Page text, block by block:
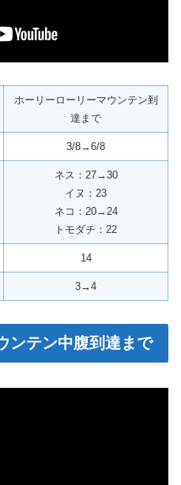
ホーリーローリーマウンテン到
達まで
3/8→6/8
ネス：27→30
イヌ：23
ネコ：20→24
トモダチ：22
14
3→4
ンテン中腹到達まで